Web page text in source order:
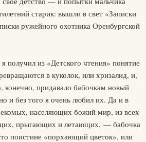
старик: вышли в свет «Записки
ружейного охотника Оренбургской
получил из «Детского чтения» понятие
в куколок, или хризалид, и,
конечно, придавало бабочкам новый
и без того я очень любил их. Да и в
населяющих божий мир, из всех
прыгающих и летающих, — бабочка
поистине «порхающий цветок», или